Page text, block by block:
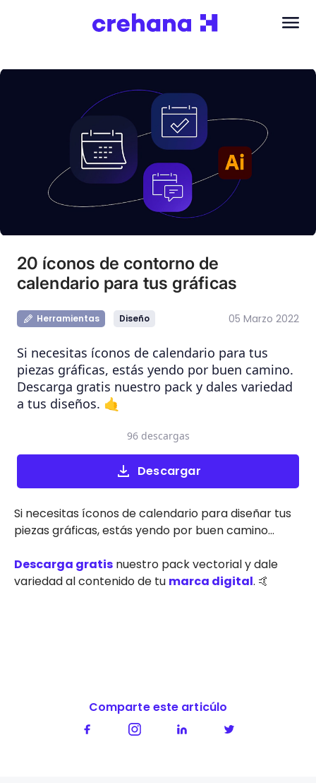
20 íconos de contorno de
calendario para tus gráficas
Herramientas Diseño 05 Marzo 2022
Si necesitas íconos de calendario para tus
piezas gráficas, estás yendo por buen camino.
Descarga gratis nuestro pack y dales variedad
a tus diseños. 🤙
Descargar
96 descargas
Si necesitas íconos de calendario para diseñar tus
piezas gráficas, estás yendo por buen camino...
Descarga gratis nuestro pack vectorial y dale
variedad al contenido de tu marca digital. 🤙
Comparte este articúlo